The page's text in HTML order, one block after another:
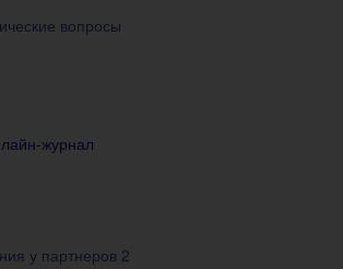
вопросы
журнал
у партнеров 2